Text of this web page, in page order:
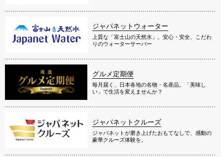
ジャパネットウォーター
上質な「富士山の天然水」。安心・安全、こだわ
りのウォーターサーバー
グルメ定期便
毎月届く、日本各地の名物・名産品。「美味し
い」で生活を変えませんか？
ジャパネットクルーズ
ジャパネットが磨き上げたおもてなしで、感動の
豪華クルーズ体験を。